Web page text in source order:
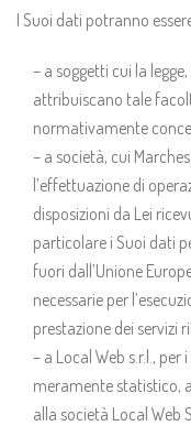
I Suoi dati potranno
– a soggetti cui la
attribuiscano tale
normativamente
– a società, cui
l’effettuazione di
disposizioni da Lei
particolare i Suoi dati
fuori dall’Unione
necessarie per
prestazione dei servizi
– a Local Web s.r.l.,
meramente statistico,
alla società Local Web